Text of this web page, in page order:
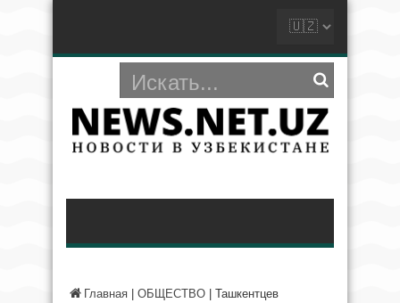
Главная ОБЩЕСТВО
Ташкентцев